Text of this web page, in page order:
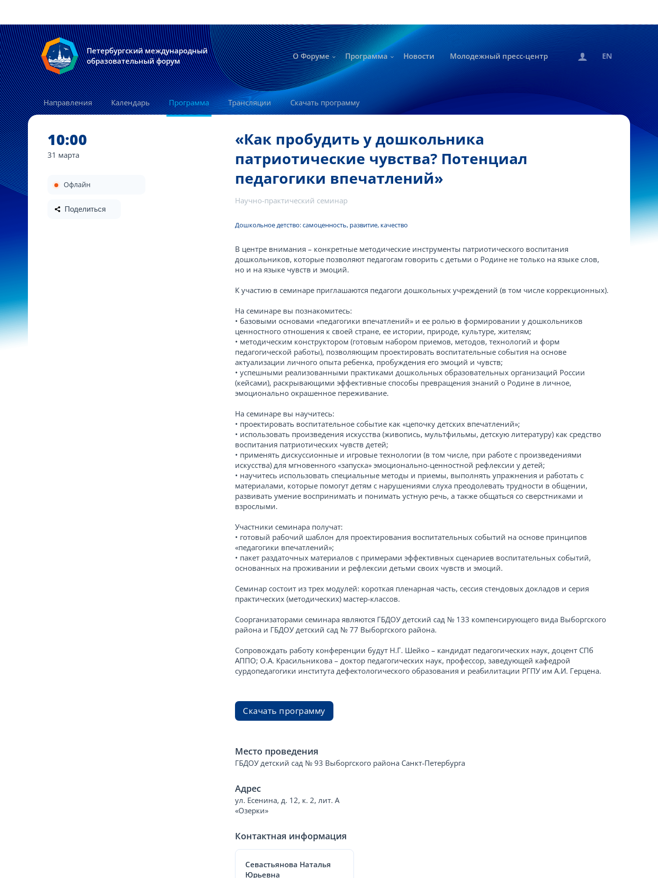
Петербургский международный
образовательный форум
О Форуме Программа Новости Молодежный пресс-центр
Направления Календарь Программа Трансляции Скачать программу
10:00
31 марта
Офлайн
Поделиться
«Как пробудить у дошкольника
патриотические чувства? Потенциал
педагогики впечатлений»
Научно-практический семинар
Дошкольное детство: самоценность, развитие, качество
В центре внимания – конкретные методические инструменты патриотического воспитания
дошкольников, которые позволяют педагогам говорить с детьми о Родине не только на языке слов,
но и на языке чувств и эмоций.
К участию в семинаре приглашаются педагоги дошкольных учреждений (в том числе коррекционных).
На семинаре вы познакомитесь:
• базовыми основами «педагогики впечатлений» и ее ролью в формировании у дошкольников
ценностного отношения к своей стране, ее истории, природе, культуре, жителям;
• методическим конструктором (готовым набором приемов, методов, технологий и форм
педагогической работы), позволяющим проектировать воспитательные события на основе
актуализации личного опыта ребенка, пробуждения его эмоций и чувств;
• успешными реализованными практиками дошкольных образовательных организаций России
(кейсами), раскрывающими эффективные способы превращения знаний о Родине в личное,
эмоционально окрашенное переживание.
На семинаре вы научитесь:
• проектировать воспитательное событие как «цепочку детских впечатлений»;
• использовать произведения искусства (живопись, мультфильмы, детскую литературу) как средство
воспитания патриотических чувств детей;
• применять дискуссионные и игровые технологии (в том числе, при работе с произведениями
искусства) для мгновенного «запуска» эмоционально-ценностной рефлексии у детей;
• научитесь использовать специальные методы и приемы, выполнять упражнения и работать с
материалами, которые помогут детям с нарушениями слуха преодолевать трудности в общении,
развивать умение воспринимать и понимать устную речь, а также общаться со сверстниками и
взрослыми.
Участники семинара получат:
• готовый рабочий шаблон для проектирования воспитательных событий на основе принципов
«педагогики впечатлений»;
• пакет раздаточных материалов с примерами эффективных сценариев воспитательных событий,
основанных на проживании и рефлексии детьми своих чувств и эмоций.
Семинар состоит из трех модулей: короткая пленарная часть, сессия стендовых докладов и серия
практических (методических) мастер-классов.
Соорганизаторами семинара являются ГБДОУ детский сад № 133 компенсирующего вида Выборгского
района и ГБДОУ детский сад № 77 Выборгского района.
Сопровождать работу конференции будут Н.Г. Шейко – кандидат педагогических наук, доцент СПб
АППО; О.А. Красильникова – доктор педагогических наук, профессор, заведующей кафедрой
сурдопедагогики института дефектологического образования и реабилитации РГПУ им А.И. Герцена.
Скачать программу
Место проведения
ГБДОУ детский сад № 93 Выборгского района Санкт-Петербурга
Адрес
ул. Есенина, д. 12, к. 2, лит. А
«Озерки»
Контактная информация
Севастьянова Наталья
Юрьевна